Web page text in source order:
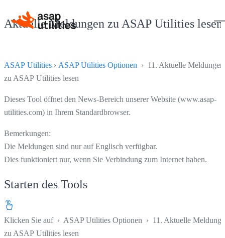
Aktuelle Meldungen zu ASAP Utilities lesen
ASAP Utilities › ASAP Utilities Optionen › 11. Aktuelle Meldungen
zu ASAP Utilities lesen
Dieses Tool öffnet den News-Bereich unserer Website (www.asap-
utilities.com) in Ihrem Standardbrowser.
Bemerkungen:
Die Meldungen sind nur auf Englisch verfügbar.
Dies funktioniert nur, wenn Sie Verbindung zum Internet haben.
Starten des Tools
Klicken Sie auf › ASAP Utilities Optionen › 11. Aktuelle
zu ASAP Utilities lesen